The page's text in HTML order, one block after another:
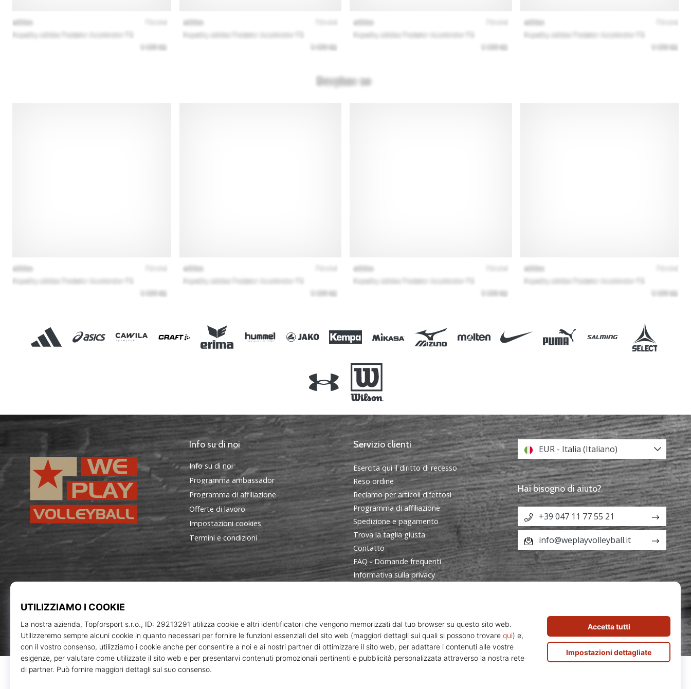
WePlayVolleyball.it
Info su di noi
Info su di noi
Programma ambassador
Programma di affiliazione
Offerte di lavoro
Impostazioni cookies
Termini e condizioni
Servizio clienti
Esercita qui il diritto di recesso
Reso ordine
Reclamo per articoli difettosi
Programma di affiliazione
Spedizione e pagamento
Trova la taglia giusta
Contatto
FAQ - Domande frequenti
Informativa sulla privacy
EUR - Italia (Italiano)
Hai bisogno di aiuto?
+39 047 11 77 55 21
info@weplayvolleyball.it
Topforsport s. r. o., Dukelská třída 1666/106, Brno, 614 00 codice fiscale: CZ29213291
© 2010 – 2026
WePlayVolleyball.it